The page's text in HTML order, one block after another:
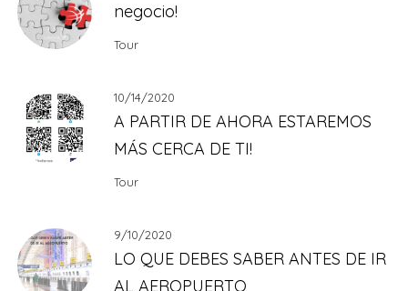
negocio!
Tour
10/14/2020
A PARTIR DE AHORA ESTAREMOS
MÁS CERCA DE TI!
Tour
9/10/2020
LO QUE DEBES SABER ANTES DE IR
AL AEROPUERTO